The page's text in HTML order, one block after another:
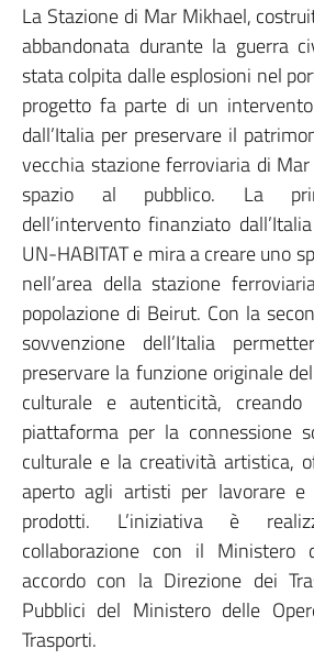
La Stazione di Mar Mikhael,
abbandonata durante la guerra
stata colpita dalle esplosioni nel
progetto fa parte di un
dall’Italia per preservare il
vecchia stazione ferroviaria di
spazio al pubblico. La
dell’intervento finanziato
UN-HABITAT e mira a creare uno
nell’area della stazione
popolazione di Beirut. Con la
sovvenzione dell’Italia
preservare la funzione originale
culturale e autenticità,
piattaforma per la connessione
culturale e la creatività artistica,
aperto agli artisti per lavorare e
prodotti. L’iniziativa è
collaborazione con il Ministero
accordo con la Direzione dei
Pubblici del Ministero delle
Trasporti.